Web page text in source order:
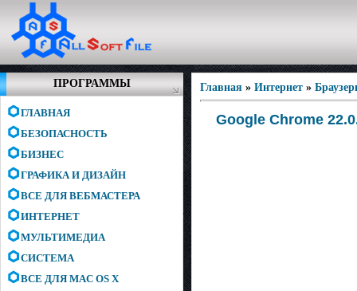
ПРОГРАММЫ
ГЛАВНАЯ
БЕЗОПАСНОСТЬ
БИЗНЕС
ГРАФИКА И ДИЗАЙН
ВСЕ ДЛЯ ВЕБМАСТЕРА
ИНТЕРНЕТ
МУЛЬТИМЕДИА
СИСТЕМА
ВСЕ ДЛЯ MAC OS X
Главная » Интернет »
Google Chrome